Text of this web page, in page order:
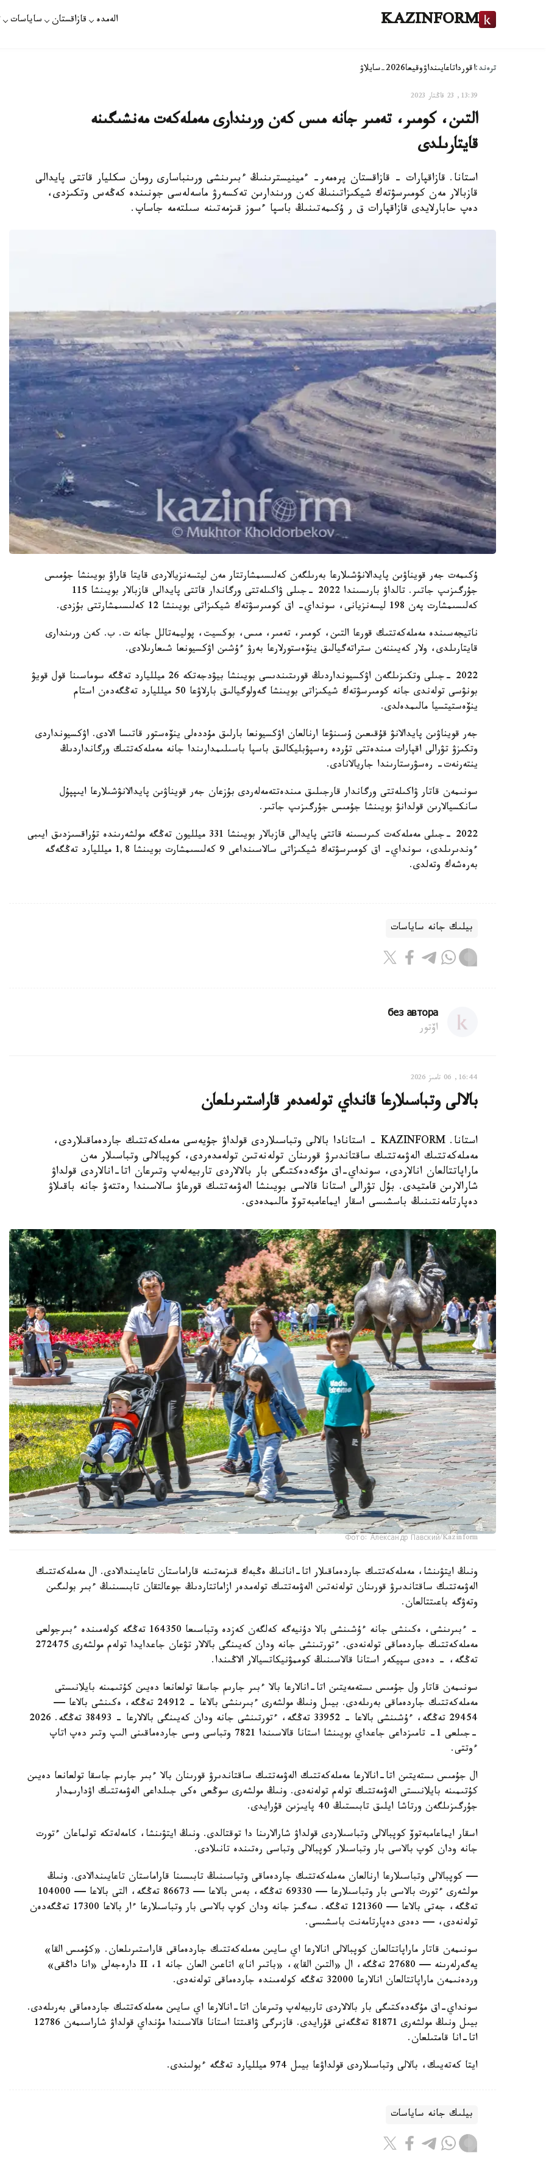
KAZINFORM الەمدە قازاقستان ساياسات
ترەند:اقورداتاعايىنداۋوقيعا2026-سايلاۋ
13:39, 23 قاڭتار 2023
التىن، كومىر، تەمىر جانە مىس كەن ورىندارى مەملەكەت مەنشىگىنە
قايتارىلدى
استانا. قازاقپارات - قازاقستان پرەمەر- ءمينيسترىنىڭ ءبىرىنشى ورىنباسارى رومان سكليار قاتتى پايدالى
قازبالار مەن كومىرسۋتەك شيكىزاتىنىڭ كەن ورىندارىن تەكسەرۋ ماسەلەسى جونىندە كەڭەس وتكىزدى،
دەپ حابارلايدى قازاقپارات ق ر ۇكىمەتىنىڭ باسپا ءسوز قىزمەتىنە سىلتەمە جاساپ.
ۇكىمەت جەر قويناۋىن پايدالانۋشىلارعا بەرىلگەن كەلىسىمشارتتار مەن ليتسەنزيالاردى قايتا قاراۋ بويىنشا جۇمىس
جۇرگىزىپ جاتىر. تالداۋ بارىسىندا 2022 -جىلى ۋاكىلەتتى ورگاندار قاتتى پايدالى قازبالار بويىنشا 115
كەلىسىمشارت پەن 198 ليسەنزيانى، سونداي- اق كومىرسۋتەك شيكىزاتى بويىنشا 12 كەلىسىمشارتتى بۇزدى.
ناتيجەسىندە مەملەكەتتىك قورعا التىن، كومىر، تەمىر، مىس، بوكسيت، پوليمەتالل جانە ت. ب. كەن ورىندارى
قايتارىلدى، ولار كەيىننەن ستراتەگيالىق ينۆەستورلارعا بەرۋ ءۇشىن اۋكسيونعا شىعارىلادى.
2022 -جىلى وتكىزىلگەن اۋكسيونداردىڭ قورىتىندىسى بويىنشا بيۋدجەتكە 26 ميلليارد تەڭگە سوماسىنا قول قويۋ
بونۋسى تولەندى جانە كومىرسۋتەك شيكىزاتى بويىنشا گەولوگيالىق بارلاۋعا 50 ميلليارد تەڭگەدەن استام
ينۆەستيتسيا مالىمدەلدى.
جەر قويناۋىن پايدالانۋ قۇقىعىن ۇسىنۋعا ارنالعان اۋكسيونعا بارلىق مۇددەلى ينۆەستور قاتىسا الادى. اۋكسيونداردى
وتكىزۋ تۋرالى اقپارات مىندەتتى تۇردە رەسپۋبليكالىق باسپا باسىلىمدارىندا جانە مەملەكەتتىك ورگانداردىڭ
ينتەرنەت- رەسۋرستارىندا جاريالانادى.
سونىمەن قاتار ۋاكىلەتتى ورگاندار قارجىلىق مىندەتتەمەلەردى بۇزعان جەر قويناۋىن پايدالانۋشىلارعا ايىپپۇل
سانكسيالارىن قولدانۋ بويىنشا جۇمىس جۇرگىزىپ جاتىر.
2022 -جىلى مەملەكەت كىرىسىنە قاتتى پايدالى قازبالار بويىنشا 331 ميلليون تەڭگە مولشەرىندە تۇراقسىزدىق ايىبى
ءوندىرىلدى، سونداي- اق كومىرسۋتەك شيكىزاتى سالاسىنداعى 9 كەلىسىمشارت بويىنشا 1,8 ميلليارد تەڭگەگە
بەرەشەك وتەلدى.
بيلىك جانە ساياسات
без автора
اۆتور
16:44, 06 تامىز 2026
بالالى وتباسىلارعا قانداي تولەمدەر قاراستىرىلعان
استانا. KAZINFORM - استانادا بالالى وتباسىلاردى قولداۋ جۇيەسى مەملەكەتتىك جاردەماقىلاردى،
مەملەكەتتىك الەۋمەتتىك ساقتاندىرۋ قورىنان تولەنەتىن تولەمدەردى، كوپبالالى وتباسىلار مەن
ماراپاتتالعان انالاردى، سونداي-اق مۇگەدەكتىگى بار بالالاردى تاربيەلەپ وتىرعان اتا-انالاردى قولداۋ
شارالارىن قامتيدى. بۇل تۋرالى استانا قالاسى بويىنشا الەۋمەتتىك قورعاۋ سالاسىندا رەتتەۋ جانە باقىلاۋ
دەپارتامەنتىنىڭ باسشىسى اسقار ايماعامبەتوۆ مالىمدەدى.
Фото: Александр Павский/Kazinform
ونىڭ ايتۋىنشا، مەملەكەتتىك جاردەماقىلار اتا-انانىڭ ەڭبەك قىزمەتىنە قاراماستان تاعايىندالادى. ال مەملەكەتتىك
الەۋمەتتىك ساقتاندىرۋ قورىنان تولەنەتىن الەۋمەتتىك تولەمدەر ازاماتتاردىڭ جوعالتقان تابىسىنىڭ ءبىر بولىگىن
وتەۋگە باعىتتالعان.
- ءبىرىنشى، ەكىنشى جانە ءۇشىنشى بالا دۇنيەگە كەلگەن كەزدە وتباسىعا 164350 تەڭگە كولەمىندە ءبىرجولعى
مەملەكەتتىك جاردەماقى تولەنەدى. ءتورتىنشى جانە ودان كەيىنگى بالالار تۋعان جاعدايدا تولەم مولشەرى 272475
تەڭگە، - دەدى سپيكەر استانا قالاسىنىڭ كوممۋنيكاتسيالار الاڭىندا.
سونىمەن قاتار ول جۇمىس ىستەمەيتىن اتا-انالارعا بالا ءبىر جارىم جاسقا تولعانعا دەيىن كۇتىمىنە بايلانىستى
مەملەكەتتىك جاردەماقى بەرىلەدى. بيىل ونىڭ مولشەرى ءبىرىنشى بالاعا - 24912 تەڭگە، ەكىنشى بالاعا —
29454 تەڭگە، ءۇشىنشى بالاعا - 33952 تەڭگە، ءتورتىنشى جانە ودان كەيىنگى بالالارعا - 38493 تەڭگە. 2026
-جىلعى 1- تامىزداعى جاعداي بويىنشا استانا قالاسىندا 7821 وتباسى وسى جاردەماقىنى الىپ وتىر دەپ اتاپ
ءوتتى.
ال جۇمىس ىستەيتىن اتا-انالارعا مەملەكەتتىك الەۋمەتتىك ساقتاندىرۋ قورىنان بالا ءبىر جارىم جاسقا تولعانعا دەيىن
كۇتىمىنە بايلانىستى الەۋمەتتىك تولەم تولەنەدى. ونىڭ مولشەرى سوڭعى ەكى جىلداعى الەۋمەتتىك اۋدارىمدار
جۇرگىزىلگەن ورتاشا ايلىق تابىستىڭ 40 پايىزىن قۇرايدى.
اسقار ايماعامبەتوۆ كوپبالالى وتباسىلاردى قولداۋ شارالارىنا دا توقتالدى. ونىڭ ايتۋىنشا، كامەلەتكە تولماعان ءتورت
جانە ودان كوپ بالاسى بار وتباسىلار كوپبالالى وتباسى رەتىندە تانىلادى.
— كوپبالالى وتباسىلارعا ارنالعان مەملەكەتتىك جاردەماقى وتباسىنىڭ تابىسىنا قاراماستان تاعايىندالادى. ونىڭ
مولشەرى ءتورت بالاسى بار وتباسىلارعا — 69330 تەڭگە، بەس بالاعا — 86673 تەڭگە، التى بالاعا — 104000
تەڭگە، جەتى بالاعا — 121360 تەڭگە. سەگىز جانە ودان كوپ بالاسى بار وتباسىلارعا ءار بالاعا 17300 تەڭگەدەن
تولەنەدى، — دەدى دەپارتامەنت باسشىسى.
سونىمەن قاتار ماراپاتتالعان كوپبالالى انالارعا اي سايىن مەملەكەتتىك جاردەماقى قاراستىرىلعان. «كۇمىس القا»
يەگەرلەرىنە — 27680 تەڭگە، ال «التىن القا»، «باتىر انا» اتاعىن العان جانە 1، II دارەجەلى «انا داڭقى»
وردەنىمەن ماراپاتتالعان انالارعا 32000 تەڭگە كولەمىندە جاردەماقى تولەنەدى.
سونداي-اق مۇگەدەكتىگى بار بالالاردى تاربيەلەپ وتىرعان اتا-انالارعا اي سايىن مەملەكەتتىك جاردەماقى بەرىلەدى.
بيىل ونىڭ مولشەرى 81871 تەڭگەنى قۇرايدى. قازىرگى ۋاقىتتا استانا قالاسىندا مۇنداي قولداۋ شاراسىمەن 12786
اتا-انا قامتىلعان.
ايتا كەتەيىك، بالالى وتباسىلاردى قولداۋعا بيىل 974 ميلليارد تەڭگە ءبولىندى.
بيلىك جانە ساياسات